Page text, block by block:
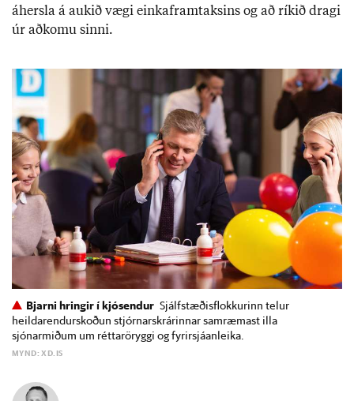
áhersla á auk­ið vægi einkafram­taks­ins og að rík­ið dragi
úr að­komu sinni.
Bjarni hringir í kjósendur Sjálfstæðisflokkurinn telur
heildarendurskoðun stjórnarskrárinnar samræmast illa
sjónarmiðum um réttaröryggi og fyrirsjáanleika.
MYND: XD.IS